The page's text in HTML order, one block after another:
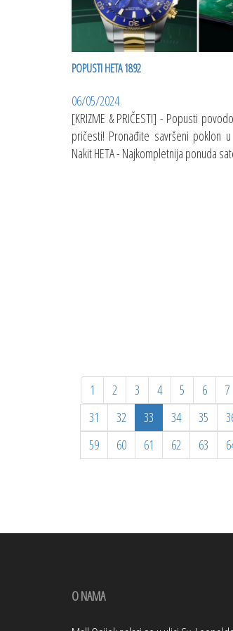
POPUSTI HETA 1892
06/05/2024
[KRIZME & PRIČESTI] - Popusti
pričesti! Pronađite savršeni poklon
Nakit HETA - Najkompletnija ponuda
1 2 3 4 5 6 7
31
32 33 34 35
59
60 61 62 63
O NAMA